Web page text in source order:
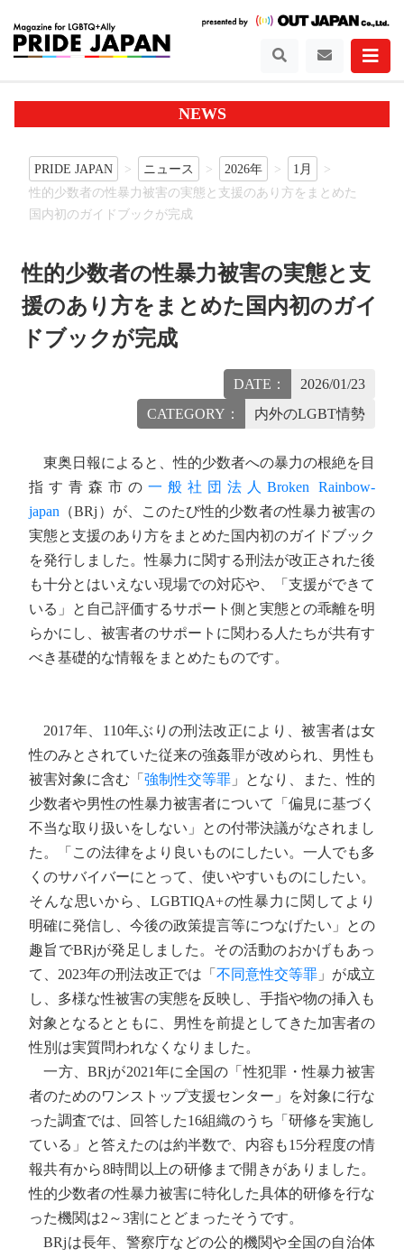
NEWS
PRIDE JAPAN ニュース 2026年
1月
性的少数者の性暴力被害の実態と支援のあり方をまとめた
国内初のガイドブックが完成
性的少数者の性暴力被害の実態と支
援のあり方をまとめた国内初のガイ
ドブックが完成
DATE：
2026/01/23
CATEGORY：
内外のLGBT情勢
東奥日報によると、性的少数者への暴力の根絶を目
指す青森市の 一般社団法人Broken Rainbow-
japan （BRj）が、このたび性的少数者の性暴力被害の
実態と支援のあり方をまとめた国内初のガイドブック
を発行しました。性暴力に関する刑法が改正された後
も十分とはいえない現場での対応や、「支援ができて
いる」と自己評価するサポート側と実態との乖離を明
らかにし、被害者のサポートに関わる人たちが共有す
べき基礎的な情報をまとめたものです。
2017年、110年ぶりの刑法改正により、被害者は女
性のみとされていた従来の強姦罪が改められ、男性も
被害対象に含む「 強制性交等罪 」となり、また、性的
少数者や男性の性暴力被害者について「偏見に基づく
不当な取り扱いをしない」との付帯決議がなされまし
た。「この法律をより良いものにしたい。一人でも多
くのサバイバーにとって、使いやすいものにしたい。
そんな思いから、LGBTIQA+の性暴力に関してより
明確に発信し、今後の政策提言等につなげたい」との
趣旨でBRjが発足しました。その活動のおかげもあっ
て、2023年の刑法改正では「 不同意性交等罪 」が成立
し、多様な性被害の実態を反映し、手指や物の挿入も
対象となるとともに、男性を前提としてきた加害者の
性別は実質問われなくなりました。
一方、BRjが2021年に全国の「性犯罪・性暴力被害
者のためのワンストップ支援センター」を対象に行な
った調査では、回答した16組織のうち「研修を実施し
ている」と答えたのは約半数で、内容も15分程度の情
報共有から8時間以上の研修まで開きがありました。
性的少数者の性暴力被害に特化した具体的研修を行な
った機関は2～3割にとどまったそうです。
BRjは長年、警察庁などの公的機関や全国の自治体